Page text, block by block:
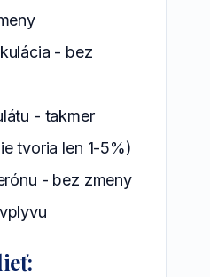
- bez
- takmer
tvoria len 1-5%)
- bez zmeny